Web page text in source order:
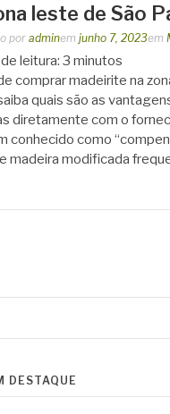
leste de São
por adminem junho 7, 2023em
leitura: 3 minutos
comprar madeirite na
quais são as
diretamente com o
conhecido como
madeira modificada
DESTAQUE